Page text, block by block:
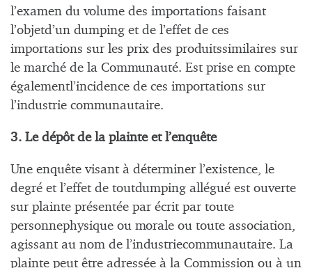
l’examen du volume des importations faisant
l’objetd’un dumping et de l’effet de ces
importations sur les prix des produitssimilaires sur
le marché de la Communauté. Est prise en compte
égalementl’incidence de ces importations sur
l’industrie communautaire.
3. Le dépôt de la plainte et l’enquête
Une enquête visant à déterminer l’existence, le
degré et l’effet de toutdumping allégué est ouverte
sur plainte présentée par écrit par toute
personnephysique ou morale ou toute association,
agissant au nom de l’industriecommunautaire. La
plainte peut être adressée à la Commission ou à un